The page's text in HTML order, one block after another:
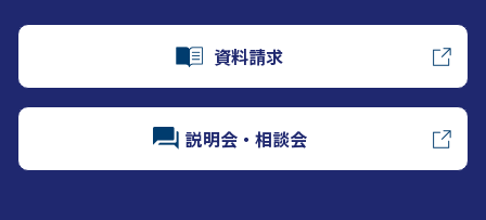
資料請求
説明会・相談会